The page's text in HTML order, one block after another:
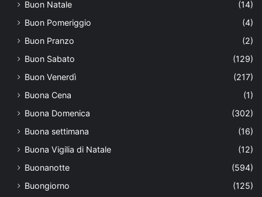
Buon Natale
(14)
Buon Pomeriggio
(4)
Buon Pranzo
(2)
Buon Sabato
(129)
Buon Venerdì
(217)
Buona Cena
(1)
Buona Domenica
(302)
Buona settimana
(16)
Buona Vigilia di Natale
(12)
Buonanotte
(594)
Buongiorno
(125)